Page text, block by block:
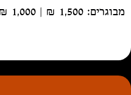
מבוגרים: 1,500 ₪ | 1,000 ₪ | 500 ₪